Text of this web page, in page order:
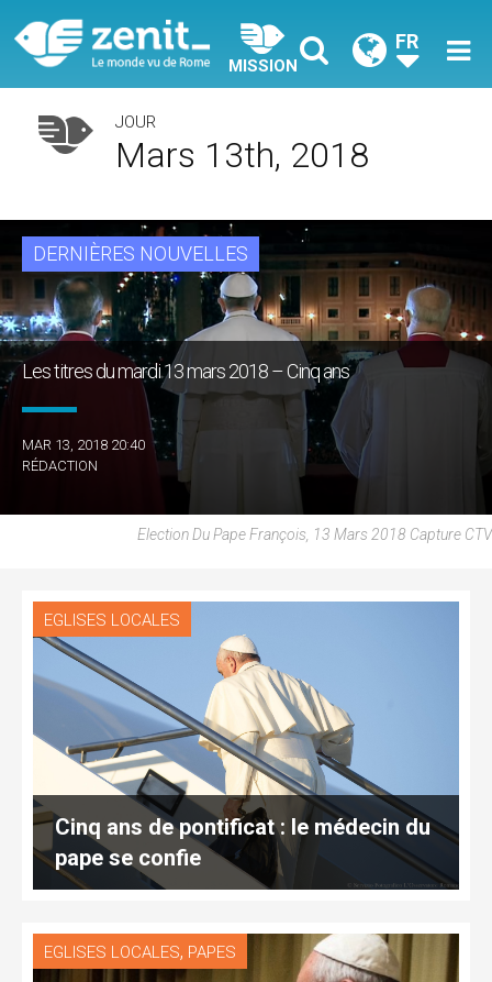
MISSION
FR
JOUR
Mars 13th, 2018
DERNIÈRES NOUVELLES
Les titres du mardi 13 mars 2018 – Cinq ans
MAR 13, 2018 20:40
RÉDACTION
Election Du Pape François, 13 Mars 2018 Capture CTV
EGLISES LOCALES
Cinq ans de pontificat : le médecin du
pape se confie
EGLISES LOCALES, PAPES